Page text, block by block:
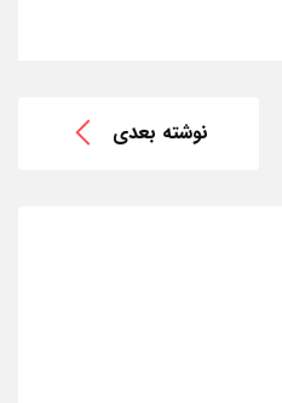
نوشته بعدی